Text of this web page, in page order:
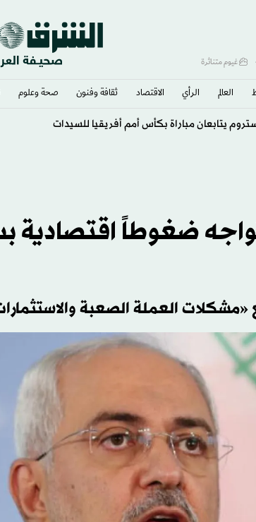
غيوم متناثرة
العالم الرأي الاقتصاد ثقافة وفنون صحة وعلوم
كأس مخصصة للسعوديين بجائزة تبلغ نصف مليون ريال
ضغوطاً اقتصادية
«مشكلات العملة الصعبة